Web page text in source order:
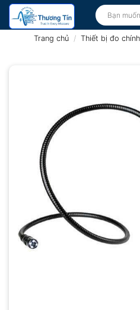
Bỏ
qua
Tìm
kiếm:
Trang chủ / Thiết bị đo